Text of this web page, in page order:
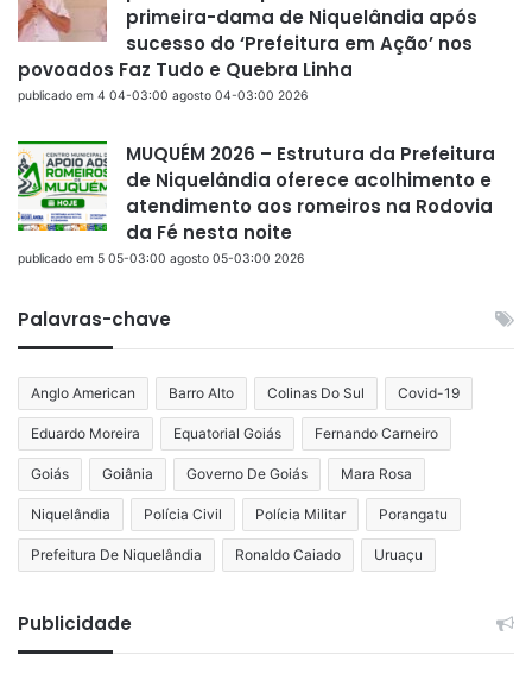
primeira-dama de Niquelândia após
sucesso do ‘Prefeitura em Ação’ nos
povoados Faz Tudo e Quebra Linha
publicado em 4 04-03:00 agosto 04-03:00 2026
MUQUÉM 2026 – Estrutura da Prefeitura
de Niquelândia oferece acolhimento e
atendimento aos romeiros na Rodovia
da Fé nesta noite
publicado em 5 05-03:00 agosto 05-03:00 2026
Palavras-chave
Anglo American Barro Alto Colinas Do Sul Covid-19
Eduardo Moreira Equatorial Goiás Fernando Carneiro
Goiás Goiânia Governo De Goiás Mara Rosa
Niquelândia Polícia Civil Polícia Militar Porangatu
Prefeitura De Niquelândia Ronaldo Caiado Uruaçu
Publicidade